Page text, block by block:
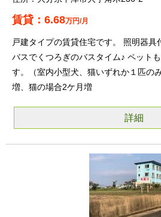
6.68万円/月
戸建タイプの賃貸住宅です。 照明器具
バスでくつろぎのバスタイム♪ ペット
す。（室内小型犬、猫いずれか１匹の
増、猫の場合2ケ月増
詳細